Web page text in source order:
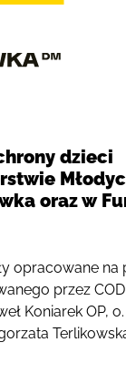
dzieci
oraz w
opracowane na
przez
Koniarek OP,